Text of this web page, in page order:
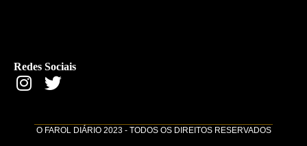
Redes Sociais
O FAROL DIÁRIO 2023 - TODOS OS DIREITOS RESERVADOS